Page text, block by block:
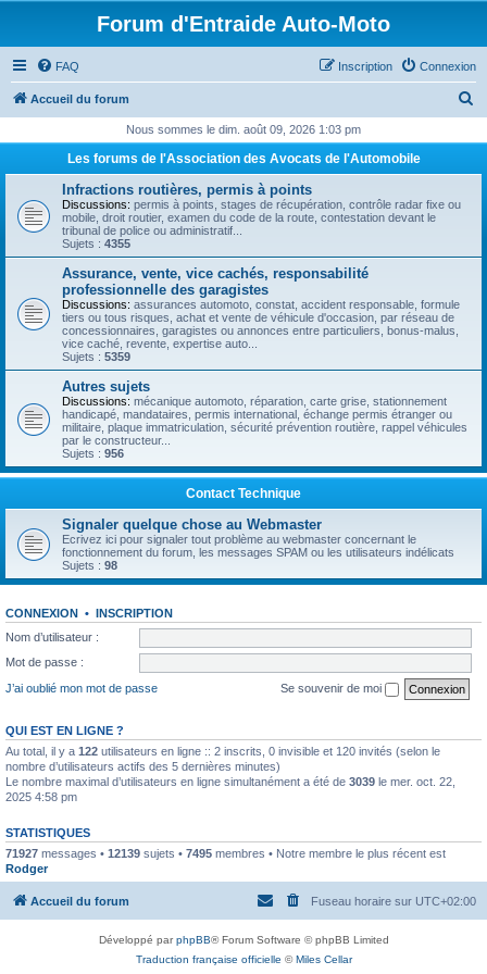
Forum d'Entraide Auto-Moto
FAQ Connexion
Inscription
Accueil du forum
h
c
Nous sommes le dim. août 09, 2026 1:03 pm
Les forums de l'Association des Avocats de l'Automobile
Infractions routières, permis à points
Discussions: permis à points, stages de récupération, contrôle radar fixe ou
mobile, droit routier, examen du code de la route, contestation devant le
tribunal de police ou administratif...
Sujets : 4355
Assurance, vente, vice cachés, responsabilité
professionnelle des garagistes
Discussions: assurances automoto, constat, accident responsable, formule
tiers ou tous risques, achat et vente de véhicule d'occasion, par réseau de
concessionnaires, garagistes ou annonces entre particuliers, bonus-malus,
vice caché, revente, expertise auto...
Sujets : 5359
Autres sujets
Discussions: mécanique automoto, réparation, carte grise, stationnement
handicapé, mandataires, permis international, échange permis étranger ou
militaire, plaque immatriculation, sécurité prévention routière, rappel véhicules
par le constructeur...
Sujets : 956
Contact Technique
Signaler quelque chose au Webmaster
Ecrivez ici pour signaler tout problème au webmaster concernant le
fonctionnement du forum, les messages SPAM ou les utilisateurs indélicats
Sujets : 98
CONNEXION • INSCRIPTION
Nom d’utilisateur :
Mot de passe :
J’ai oublié mon mot de passe
Se souvenir de moi
QUI EST EN LIGNE ?
Au total, il y a 122 utilisateurs en ligne :: 2 inscrits, 0 invisible et 120 invités (selon le
nombre d’utilisateurs actifs des 5 dernières minutes)
Le nombre maximal d’utilisateurs en ligne simultanément a été de 3039 le mer. oct. 22,
2025 4:58 pm
STATISTIQUES
71927 messages • 12139 sujets • 7495 membres • Notre membre le plus récent est
Rodger
Accueil du forum Fuseau horaire sur UTC+02:00
Développé parphpBB® Forum Software © phpBB Limited
Traduction française officielle ©Miles Cellar